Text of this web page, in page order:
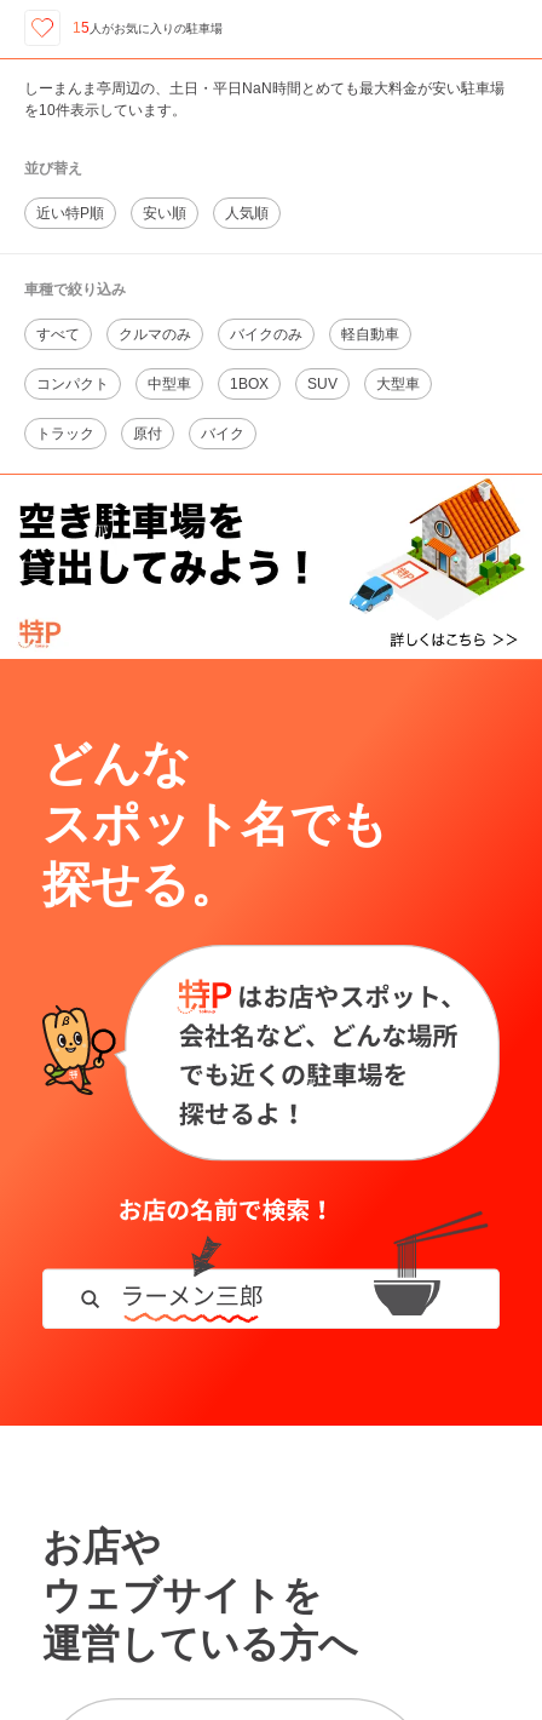
15 人がお気に入りの駐車場
しーまんま亭周辺の、土日・平日NaN時間とめても最大料金が安い駐車場
を10件表示しています。
並び替え
近い特P順 安い順 人気順
車種で絞り込み
すべて クルマのみ バイクのみ 軽自動車
コンパクト 中型車 1BOX SUV 大型車
トラック 原付 バイク
どんな
スポット名でも
探せる。
お店や
ウェブサイトを
運営している方へ